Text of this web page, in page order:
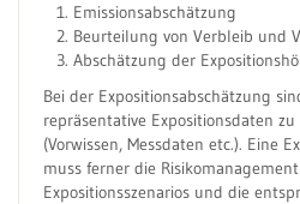
Emissionsabschätzung
Beurteilung von Verbleib und
Abschätzung der
Bei der Expositionsabschätzung
repräsentative Expositionsdaten
(Vorwissen, Messdaten etc.). Eine
muss ferner die
Expositionsszenarios und die